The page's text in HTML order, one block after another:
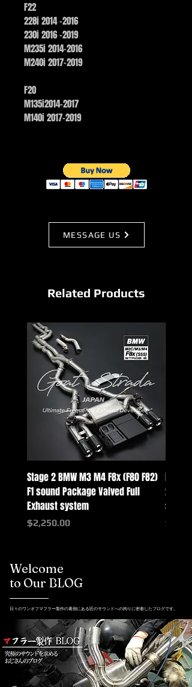
F22
228i 2014 -2016
230i 2016 -2019
M235i 2014-2016
M240i 2017-2019
F20
M135i2014-2017
M140i 2017-2019
MESSAGE US
Related Products
Stage 2 BMW M3 M4 F8x (F80 F82)
F1 sound Package Valved Full
Exhaust system
価格
$2,250.00
2025+
systems
価格
Welcome
to Our BLOG
日々のワンオフマフラー製作の裏側にある匠のサウンドへの拘りに密着したブログです。